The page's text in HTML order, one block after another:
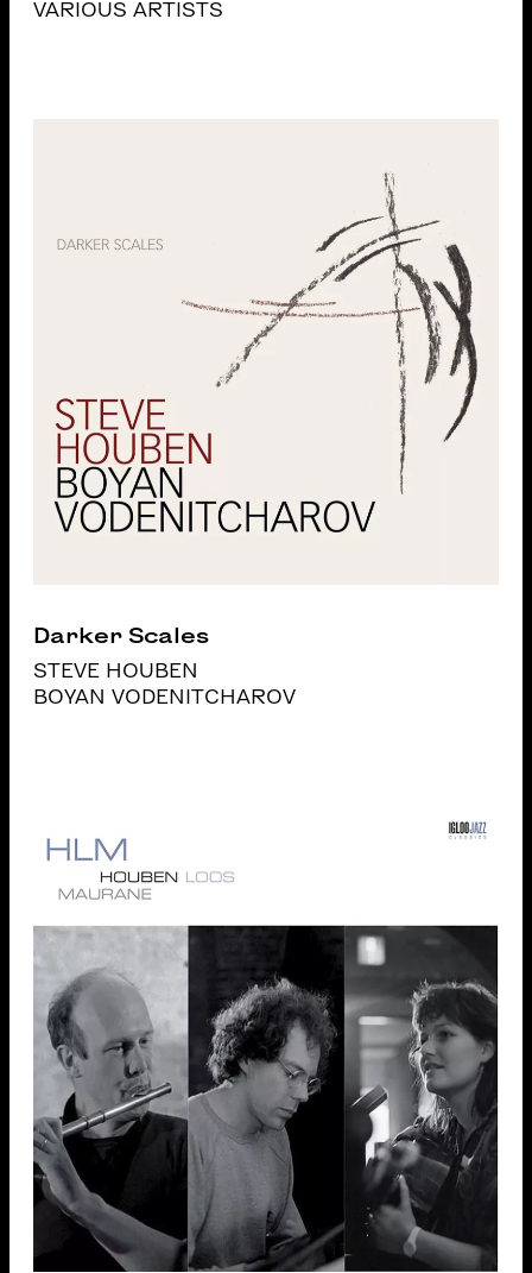
VARIOUS ARTISTS
Darker Scales
STEVE HOUBEN
BOYAN VODENITCHAROV